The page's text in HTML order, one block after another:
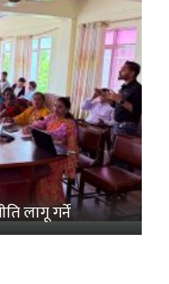
लागू गर्ने